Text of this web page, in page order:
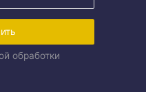
обработки